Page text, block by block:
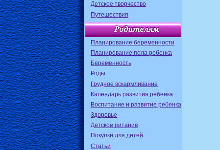
Детское творчество
Путешествия
Планирование беременности
Планирование пола ребенка
Беременность
Роды
Грудное вскармливание
Календарь развития ребенка
Воспитание и развитие ребенка
Здоровье
Детское питание
Покупки для детей
Статьи